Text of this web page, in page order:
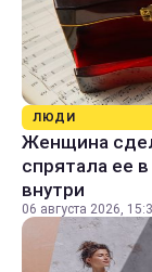
ЛЮДИ
Женщина
спрятала ее
внутри
06 августа 2026,